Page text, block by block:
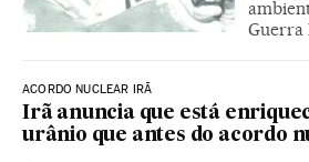
Guerra
ACORDO NUCLEAR IRÃ
Irã anuncia que está
urânio que antes do acordo